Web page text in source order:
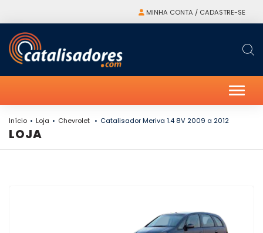
MINHA CONTA / CADASTRE-SE
Início Loja Chevrolet Catalisador Meriva 1.4 8V 2009 a 2012
LOJA